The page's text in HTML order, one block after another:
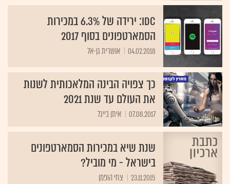
IDC: ירידה של 6.3% במכירות
הסמארטפונים בסוף 2017
04.02.2018 אושרית גן-אל
כך צפויה הבינה המלאכותית לשנות
את העולם עד שנת 2021
07.08.2017 איתן בייגל
שנת שיא במכירות הסמארטפונים
בישראל - מי מוביל?
23.11.2015 צחי הופמן